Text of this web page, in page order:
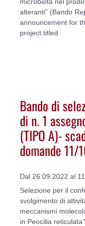
microbiota nel
alteranti” (Bando
announcement for
project titled
Bando di
di n. 1
(TIPO A)-
domande
Dal 26.09.2022 al
Selezione per il
svolgimento di
meccanismi
in Peocilia